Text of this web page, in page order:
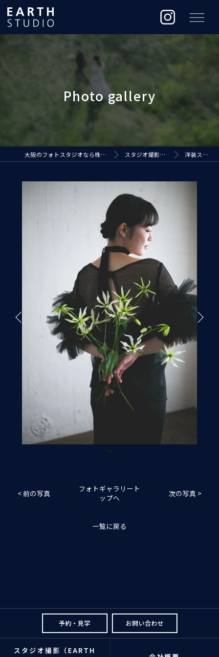
大阪のフォトスタジオなら株式会社ジ・アースプロダクション スタジオ撮影（EARTH STUDIO） 洋装スタジオ撮影
< 前の写真
フォトギャラリート
ップへ
次の写真 >
一覧に戻る
予約・見学 お問い合わせ
スタジオ撮影（EARTH